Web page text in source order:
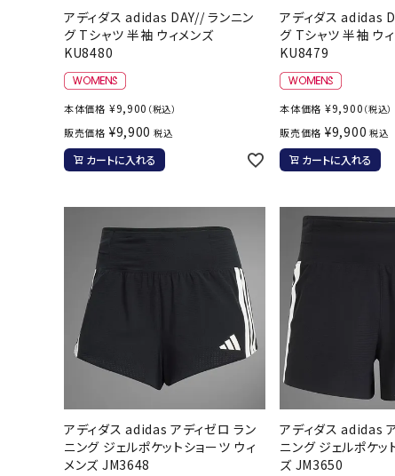
シャトル
グリップテ
バッグ
ソックス
その他ア
メルマガ登録
特定商取引法
プライバシーポリシー
アディダス adidas DAY// ランニン
グ Tシャツ 半袖 ウィメンズ
KU8480
本体価格 ¥9,900 （税込）
販売価格 ¥9,900 税込
カートに入れる
アディダス adidas
グ Tシャツ 半袖 ウ
KU8479
本体価格 ¥9,900 （税込）
販売価格 ¥9,900 税込
カートに入れる
アディダス adidas アディゼロ ラン
ニング ジェルポケットショーツ ウィ
メンズ JM3648
アディダス adidas
ニング ジェルポケッ
ズ JM3650